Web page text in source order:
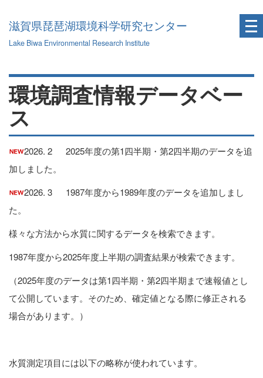
滋賀県琵琶湖環境科学研究センター
Lake Biwa Environmental Research Institute
環境調査情報データベー
ス
2026. 2 2025年度の第1四半期・第2四半期のデータを追
加しました。
2026. 3 1987年度から1989年度のデータを追加しまし
た。
様々な方法から水質に関するデータを検索できます。
1987年度から2025年度上半期の調査結果が検索できます。
（2025年度のデータは第1四半期・第2四半期まで速報値とし
て公開しています。そのため、確定値となる際に修正される
場合があります。）
水質測定項目には以下の略称が使われています。